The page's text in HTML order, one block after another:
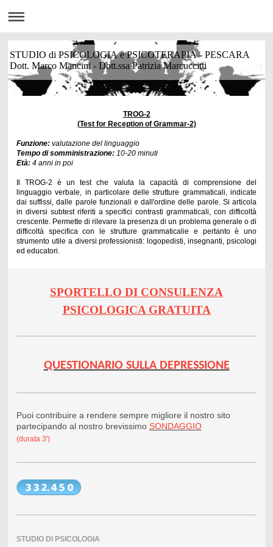
STUDIO di PSICOLOGIA e PSICOTERAPIA - PESCARA
Dott. Marco Mancini - Dott.ssa Patrizia Marcuccitti
TROG-2
(Test for Reception of Grammar-2)
Funzione:valutazione del linguaggio
Tempo di somministrazione:10-20 minuti
Età:4 anni in poi
Il TROG-2 è un test che valuta la capacità di comprensione del
linguaggio verbale, in particolare delle strutture grammaticali, indicate
dai suffissi, dalle parole funzionali e dall'ordine delle parole. Si articola
in diversi subtest riferiti a specifici contrasti grammaticali, con difficoltà
crescente. Permette di rilevare la presenza di un problema generale o di
difficoltà specifica con le strutture grammaticalie e pertanto è uno
strumento utile a diversi professionisti: logopedisti, insegnanti, psicologi
ed educatori.
SPORTELLO DI CONSULENZA
PSICOLOGICA GRATUITA
QUESTIONARIO SULLA DEPRESSIONE
Puoi contribuire a rendere sempre migliore il nostro sito
partecipando al nostro brevissimo SONDAGGIO
(durata 3')
STUDIO DI PSICOLOGIA